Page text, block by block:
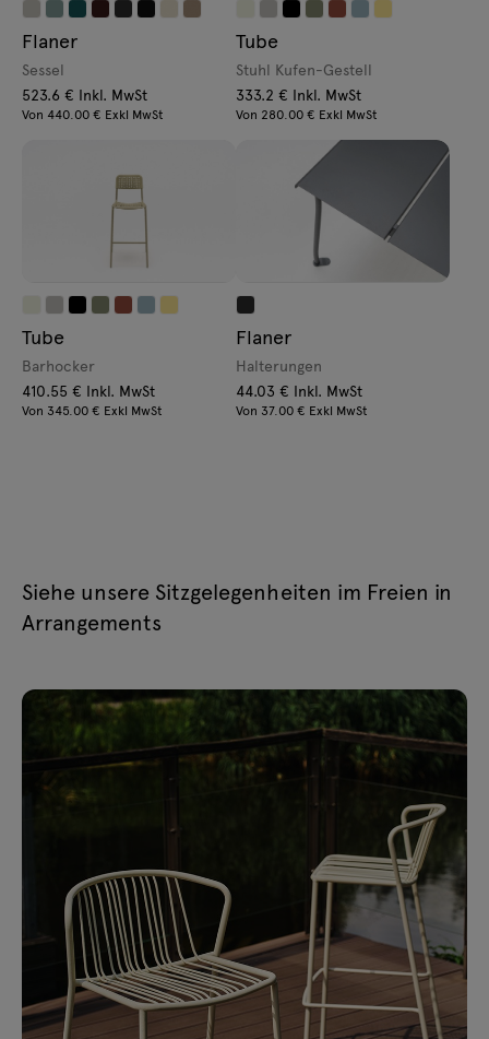
Flaner
Sessel
523.6 € Inkl. MwSt
Von 440.00 € Exkl MwSt
Tube
Stuhl Kufen-Gestell
333.2 € Inkl. MwSt
Von 280.00 € Exkl MwSt
Tube
Barhocker
410.55 € Inkl. MwSt
Von 345.00 € Exkl MwSt
Flaner
Halterungen
44.03 € Inkl. MwSt
Von 37.00 € Exkl MwSt
Siehe unsere Sitzgelegenheiten im Freien in
Arrangements